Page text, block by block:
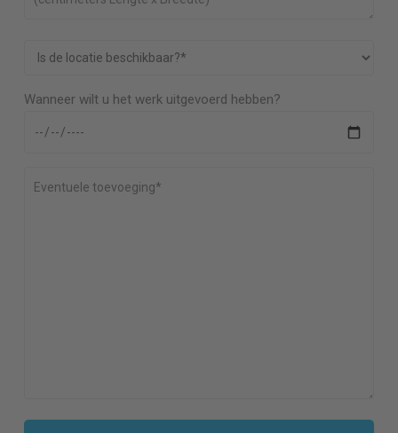
Wanneer wilt u het werk uitgevoerd hebben?